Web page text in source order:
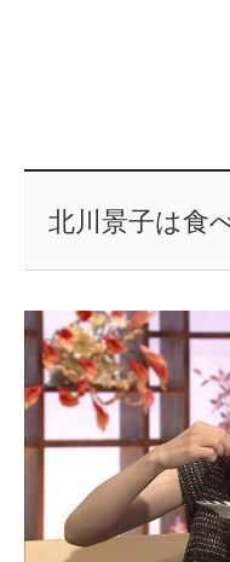
北川景子は食